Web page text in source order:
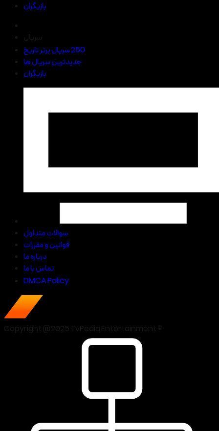
بازیگران
250 سریال برتر تاریخ
جدیدترین سریال ها
بازیگران
سوالات متداول
قوانین و مقررات
درباره ما
تماس با ما
DMCA Policy